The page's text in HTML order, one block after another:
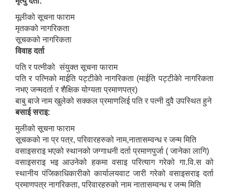
मूलीको सूचना फाराम
मृतकको नागरिकता
सूचकको नागरिकता
विवाह दर्ता
पति र पत्नीको संयुक्त सूचना फाराम
पति र पत्निको माईति पट्टीकेो नागरिकता (माईति पट्टीकेो नागरिकता
नभए जन्मदर्ता र शैक्षिक योग्यता प्रमाणपत्र)
बाबु बाजे नाम खुलेको सक्कल प्रमाणलिई पति र पत्नी दुवै उपस्थित हुने
बसाई सराइ:
मुलीको सूचना फाराम
सूचकको ना प्र पत्र, परिवारहरुको नाम,नातासम्वन्ध र जन्म मिति
वसाइसराइ भएको स्थानको जग्गाधनी दर्ता प्रमाणपुर्जा ( जानेका लागि)
वसाइसराइ भइ आउनेको हकमा वसाइ परित्याग गरेको गा.वि.स को
स्थानीय पंजिकाधिकारीको कार्यालयवाट जारी गरेको वसाइसराइ दर्ता
प्रमाणपत्र नागरिकता, परिवारहरुको नाम नातासम्वन्ध र जन्म मिति